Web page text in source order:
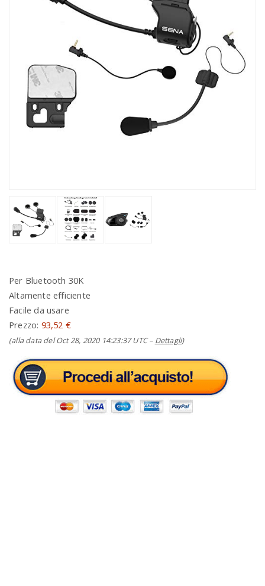
Per Bluetooth 30K
Altamente efficiente
Facile da usare
Prezzo: 93,52 €
(alla data del Oct 28, 2020 14:23:37 UTC – Dettagli)